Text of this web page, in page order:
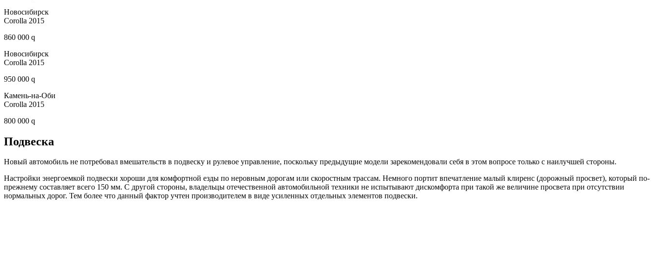
Новосибирск
Corolla 2015
860 000 q
Новосибирск
Corolla 2015
950 000 q
Камень-на-Оби
Corolla 2015
800 000 q
Подвеска
Новый автомобиль не потребовал вмешательств в подвеску и рулевое управление, поскольку предыдущие модели зарекомендовали себя в этом вопросе только с наилучшей стороны.
Настройки энергоемкой подвески хороши для комфортной езды по неровным дорогам или скоростным трассам. Немного портит впечатление малый клиренс (дорожный просвет), который по-
прежнему составляет всего 150 мм. С другой стороны, владельцы отечественной автомобильной техники не испытывают дискомфорта при такой же величине просвета при отсутствии
нормальных дорог. Тем более что данный фактор учтен производителем в виде усиленных отдельных элементов подвески.